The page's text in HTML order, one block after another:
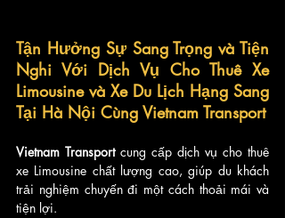
Tận Hưởng Sự Sang Trọng và Tiện
Nghi Với Dịch Vụ Cho Thuê Xe
Limousine và Xe Du Lịch Hạng Sang
Tại Hà Nội Cùng Vietnam Transport
Vietnam Transport cung cấp dịch vụ cho thuê
xe Limousine chất lượng cao, giúp du khách
trải nghiệm chuyến đi một cách thoải mái và
tiện lợi.